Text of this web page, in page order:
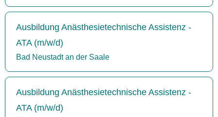
Ausbildung Anästhesietechnische Assistenz -
ATA (m/w/d)
Bad Neustadt an der Saale
Ausbildung Anästhesietechnische Assistenz -
ATA (m/w/d)